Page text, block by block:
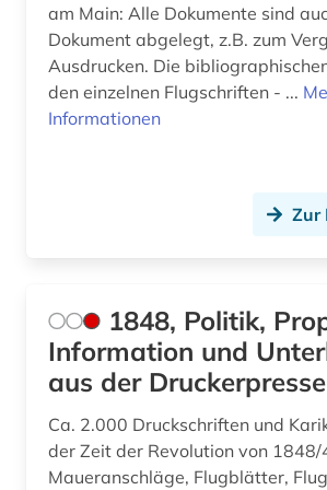
autografen (1)
autograph (3)
autor (2)
avantgarde (2)
axel oxenstierna (1)
bad kissingen (1)
bad reichenhall (1)
am Main: Alle Dokumente sind auch als pdf-
Dokument abgelegt, z.B. zum
Ausdrucken. Die
den einzelnen Flugschriften - ...
Informationen
Zur
1848, Politik,
Information und
aus der Druckerpresse
Ca. 2.000 Druckschriften und
der Zeit der Revolution von 1848/
Maueranschläge, Flugblätter,